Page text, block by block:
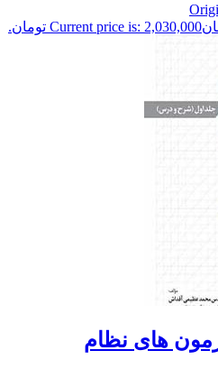
Current price is: 2,030,000 تومان.
های نظام